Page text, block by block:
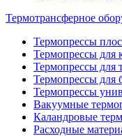
Термотрансферное
Термопрессы
Термопрессы для
Термопрессы для
Термопрессы для
Термопрессы
Вакуумные
Каландровые
Расходные